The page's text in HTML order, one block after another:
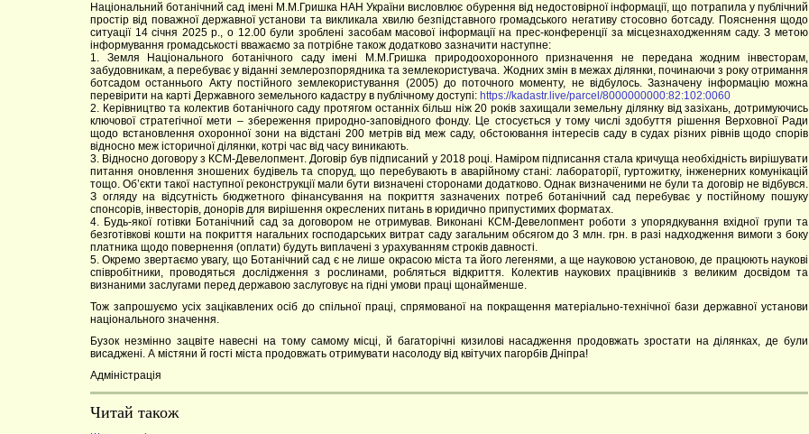
Національний ботанічний сад імені М.М.Гришка НАН України висловлює обурення від недостовірної інформації, що потрапила у публічний
простір від поважної державної установи та викликала хвилю безпідставного громадського негативу стосовно ботсаду. Пояснення щодо
ситуації 14 січня 2025 р., о 12.00 були зроблені засобам масової інформації на прес-конференції за місцезнаходженням саду. З метою
інформування громадськості вважаємо за потрібне також додатково зазначити наступне:
1. Земля Національного ботанічного саду імені М.М.Гришка природоохоронного призначення не передана жодним інвесторам,
забудовникам, а перебуває у віданні землерозпорядника та землекористувача. Жодних змін в межах ділянки, починаючи з року отримання
ботсадом останнього Акту постійного землекористування (2005) до поточного моменту, не відбулось. Зазначену інформацію можна
перевірити на карті Державного земельного кадастру в публічному доступі: https://kadastr.live/parcel/8000000000:82:102:0060
2. Керівництво та колектив ботанічного саду протягом останніх більш ніж 20 років захищали земельну ділянку від зазіхань, дотримуючись
ключової стратегічної мети – збереження природно-заповідного фонду. Це стосується у тому числі здобуття рішення Верховної Ради
щодо встановлення охоронної зони на відстані 200 метрів від меж саду, обстоювання інтересів саду в судах різних рівнів щодо спорів
відносно меж історичної ділянки, котрі час від часу виникають.
3. Відносно договору з КСМ-Девелопмент. Договір був підписаний у 2018 році. Наміром підписання стала кричуща необхідність вирішувати
питання оновлення зношених будівель та споруд, що перебувають в аварійному стані: лабораторії, гуртожитку, інженерних комунікацій
тощо. Об’єкти такої наступної реконструкції мали бути визначені сторонами додатково. Однак визначеними не були та договір не відбувся.
З огляду на відсутність бюджетного фінансування на покриття зазначених потреб ботанічний сад перебуває у постійному пошуку
спонсорів, інвесторів, донорів для вирішення окреслених питань в юридично припустимих форматах.
4. Будь-якої готівки Ботанічний сад за договором не отримував. Виконані КСМ-Девелопмент роботи з упорядкування вхідної групи та
безготівкові кошти на покриття нагальних господарських витрат саду загальним обсягом до 3 млн. грн. в разі надходження вимоги з боку
платника щодо повернення (оплати) будуть виплачені з урахуванням строків давності.
5. Окремо звертаємо увагу, що Ботанічний сад є не лише окрасою міста та його легенями, а ще науковою установою, де працюють наукові
співробітники, проводяться дослідження з рослинами, робляться відкриття. Колектив наукових працівників з великим досвідом та
визнаними заслугами перед державою заслуговує на гідні умови праці щонайменше.
Тож запрошуємо усіх зацікавлених осіб до спільної праці, спрямованої на покращення матеріально-технічної бази державної установи
національного значення.
Бузок незмінно зацвіте навесні на тому самому місці, й багаторічні кизилові насадження продовжать зростати на ділянках, де були
висаджені. А містяни й гості міста продовжать отримувати насолоду від квітучих пагорбів Дніпра!
Адміністрація
Читай також